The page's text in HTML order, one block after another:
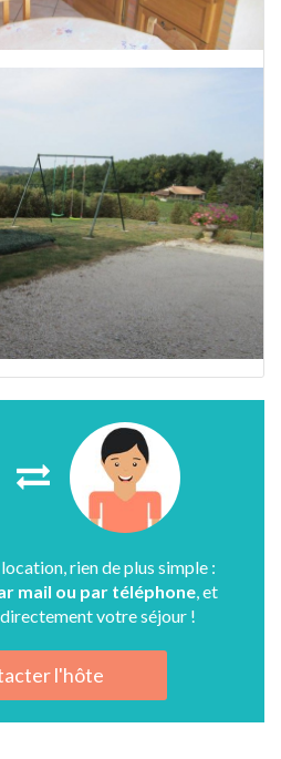
rien de plus simple :
mail ou par téléphone , et
votre séjour !
l'hôte